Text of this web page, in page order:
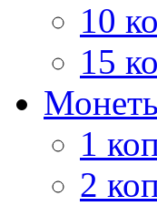
10
15
1
2